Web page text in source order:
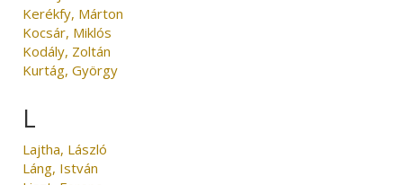
Kerékfy, Márton
Kocsár, Miklós
Kodály, Zoltán
Kurtág, György
L
Lajtha, László
Láng, István